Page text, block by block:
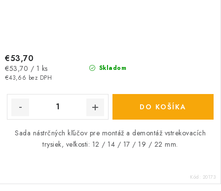
Skladom
€43,66 bez DPH
€53,70
Jednotková
cena:
€53,70 / 1 ks
DO KOŠÍKA
Sada nástrčných kľúčov pre montáž a demontáž vstrekovacích
trysiek, veľkosti: 12 / 14 / 17 / 19 / 22 mm.
Kód: 20173